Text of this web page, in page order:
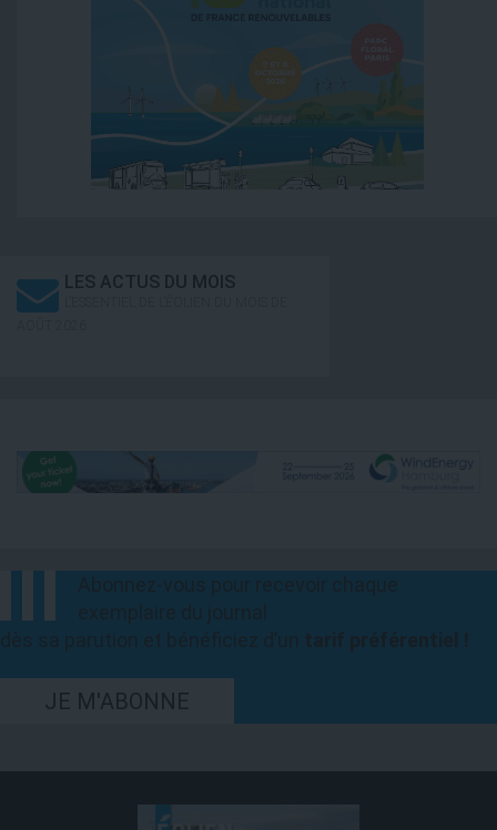
LES ACTUS DU MOIS
JE M'ABONNE